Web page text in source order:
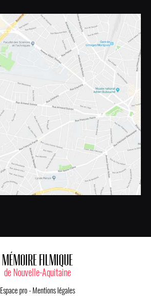
MÉMOIRE FILMIQUE
de Nouvelle-Aquitaine
Espace pro- Mentions légales